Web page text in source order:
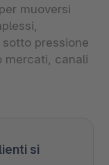
muoversi
pressione
mercati, canali
si